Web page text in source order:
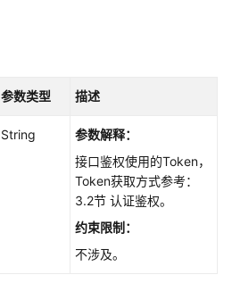
参数类型 描述
String
参数解释：
接口鉴权使用的Token，
Token获取方式参考：
3.2节 认证鉴权。
约束限制：
不涉及。